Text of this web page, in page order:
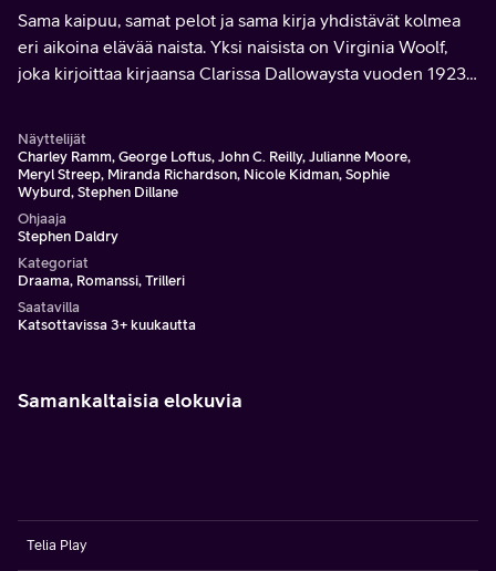
Sama kaipuu, samat pelot ja sama kirja yhdistävät kolmea
eri aikoina elävää naista. Yksi naisista on Virginia Woolf,
joka kirjoittaa kirjaansa Clarissa Dallowaysta vuoden 1923
Näyttelijät
Charley Ramm, George Loftus, John C. Reilly, Julianne Moore,
Meryl Streep, Miranda Richardson, Nicole Kidman, Sophie
Wyburd, Stephen Dillane
Ohjaaja
Stephen Daldry
Kategoriat
Draama, Romanssi, Trilleri
Saatavilla
Katsottavissa 3+ kuukautta
Samankaltaisia elokuvia
Telia Play